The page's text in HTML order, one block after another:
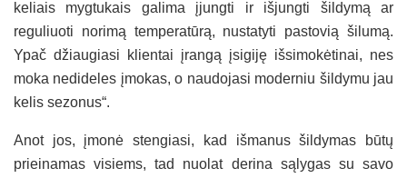
keliais mygtukais galima įjungti ir išjungti šildymą ar
reguliuoti norimą temperatūrą, nustatyti pastovią šilumą.
Ypač džiaugiasi klientai įrangą įsigiję išsimokėtinai, nes
moka nedideles įmokas, o naudojasi moderniu šildymu jau
kelis sezonus“.
Anot jos, įmonė stengiasi, kad išmanus šildymas būtų
prieinamas visiems, tad nuolat derina sąlygas su savo